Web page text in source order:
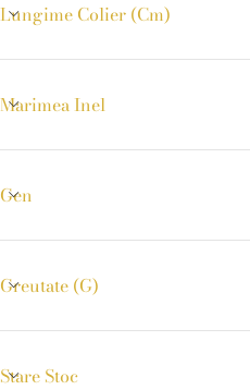
Lungime Colier (cm)
Marimea Inel
Gen
Greutate (g)
Stare Stoc